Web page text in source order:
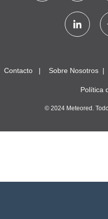
Contacto Sobre Nosotros
Política
© 2024 Meteored.